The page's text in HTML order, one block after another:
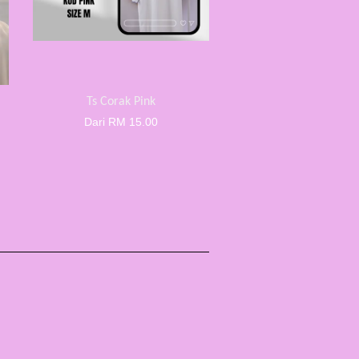
Ts Corak Pink
Dari RM 15.00